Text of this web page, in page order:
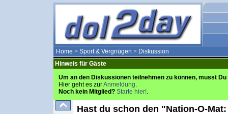
Home > Sport & Vergnügen > Diskussion
Hinweis für Gäste
Um an den Diskussionen teilnehmen zu können, musst
Hier geht es zurAnmeldung.
Noch kein Mitglied? Starte hier!.
Hast du schon den "Nation-O-